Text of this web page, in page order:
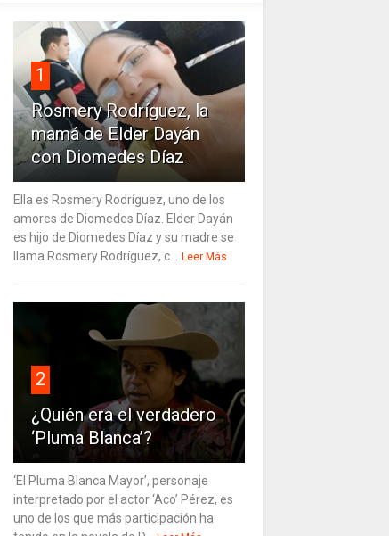
1
Rosmery Rodríguez, la
mamá de Elder Dayán
con Diomedes Díaz
Ella es Rosmery Rodríguez, uno de los
amores de Diomedes Díaz. Elder Dayán
es hijo de Diomedes Díaz y su madre se
llama Rosmery Rodríguez, c... Leer Más
2
¿Quién era el verdadero
‘Pluma Blanca’?
‘El Pluma Blanca Mayor’, personaje
interpretado por el actor ‘Aco’ Pérez, es
uno de los que más participación ha